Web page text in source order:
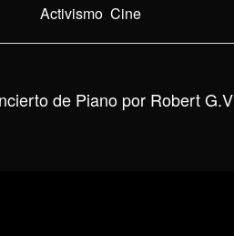
Activismo, Cine
de Piano por Robert G.V